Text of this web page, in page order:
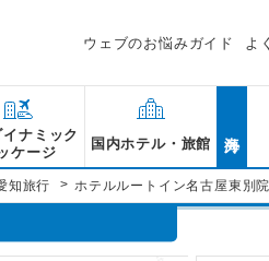
ウェブのお悩みガイド よ
イナミック
ケージ
国内ホテル・旅館
知旅行 > ホテルルートイン名古屋東別